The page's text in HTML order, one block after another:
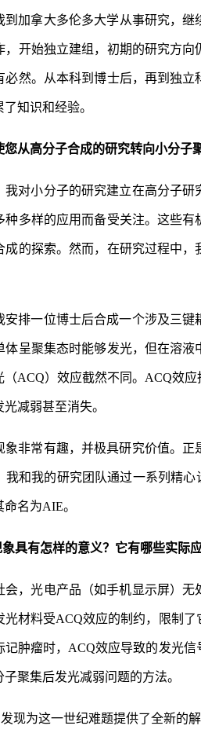
加拿大多伦多大学从事研究，继
，开始独立建组，初期的研究方
必然。从本科到博士后，再到独
知识和经验。
从高分子合成的研究转向小分子
我对小分子的研究建立在高分子研
种多样的应用而备受关注。这些
成的探索。然而，在研究过程中
安排一位博士后合成一个涉及三
体呈聚集态时能够发光，但在溶
ACQ）效应截然不同。ACQ效应
减弱甚至消失。
象非常有趣，并极具研究价值。
我和我的研究团队通过一系列精
名为AIE。
具有怎样的意义？它有哪些实际应
会，光电产品（如手机显示屏）
光材料受ACQ效应的制约，限制
记肿瘤时，ACQ效应导致的发光
聚集后发光减弱问题的方法。
现为这一世纪难题提供了全新的